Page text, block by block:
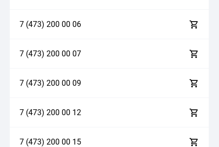
7 (473) 200 00 06
7 (473) 200 00 07
7 (473) 200 00 09
7 (473) 200 00 12
7 (473) 200 00 1 5